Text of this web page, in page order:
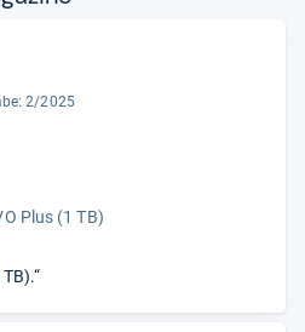
2/2025
Plus (1 TB)